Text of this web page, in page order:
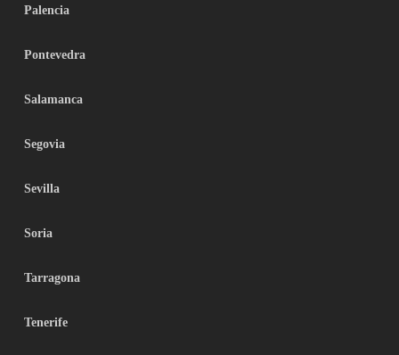
Palencia
Pontevedra
Salamanca
Segovia
Sevilla
Soria
Tarragona
Tenerife